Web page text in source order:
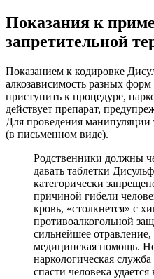
Показания к
запретительной
Показанием к кодировке
алкозависимость разных
приступить к процедуре,
действует препарат,
Для проведения манипуляции
(в письменном виде).
Родственники должны
давать таблетки
категорически
причиной гибели
кровь, «столкнется» с
противоалкогольной
сильнейшее отравление,
медицинская помощь.
наркологическая
спасти человека удается